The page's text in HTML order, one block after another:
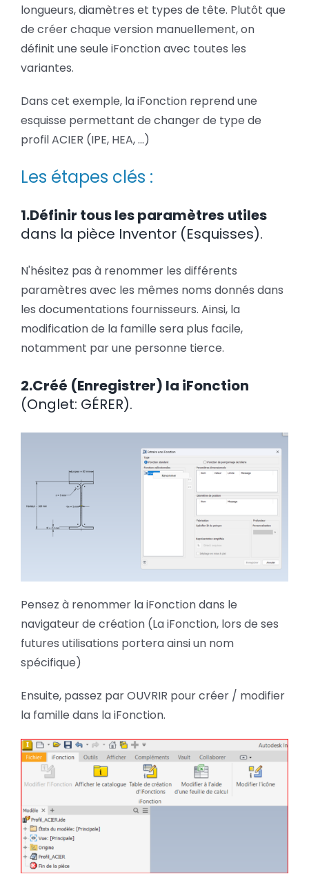
longueurs, diamètres et types de tête. Plutôt que
de créer chaque version manuellement, on
définit une seule iFonction avec toutes les
variantes.
Dans cet exemple, la iFonction reprend une
esquisse permettant de changer de type de
profil ACIER (IPE, HEA, ...)
Les étapes clés :
1.Définir tous les paramètres utiles
dans la pièce Inventor (Esquisses).
N'hésitez pas à renommer les différents
paramètres avec les mêmes noms donnés dans
les documentations fournisseurs. Ainsi, la
modification de la famille sera plus facile,
notamment par une personne tierce.
2.Créé (Enregistrer) la iFonction
(Onglet: GÉRER).
Pensez à renommer la iFonction dans le
navigateur de création (La iFonction, lors de ses
futures utilisations portera ainsi un nom
spécifique)
Ensuite, passez par OUVRIR pour créer / modifier
la famille dans la iFonction.